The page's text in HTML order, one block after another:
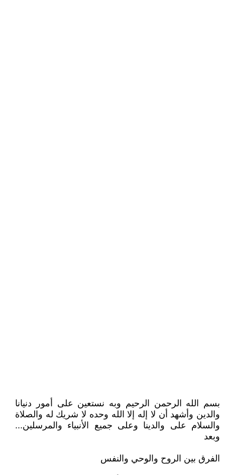
بسم الله الرحمن الرحيم وبه نستعين على أمور دنيانا
والدين وأشهد أن لا إله إلا الله وحده لا شريك له والصلاة
والسلام على والدينا وعلى جميع الأنبياء والمرسلين...
وبعد
الفرق بين الروح والوحي والنفس